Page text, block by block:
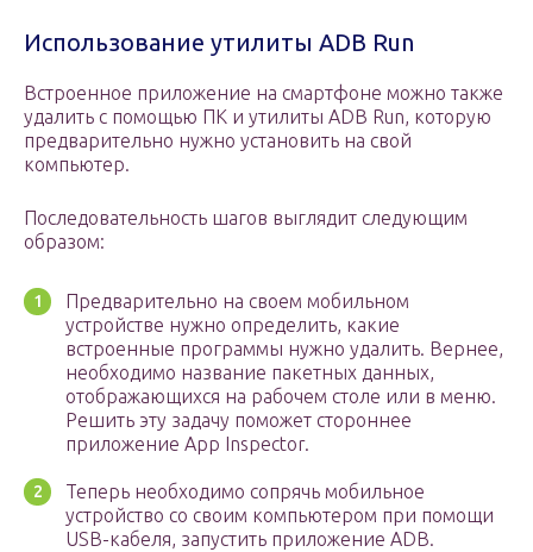
Использование утилиты ADB Run
Встроенное приложение на смартфоне можно также
удалить с помощью ПК и утилиты ADB Run, которую
предварительно нужно установить на свой
компьютер.
Последовательность шагов выглядит следующим
образом:
Предварительно на своем мобильном
устройстве нужно определить, какие
встроенные программы нужно удалить. Вернее,
необходимо название пакетных данных,
отображающихся на рабочем столе или в меню.
Решить эту задачу поможет стороннее
приложение App Inspector.
Теперь необходимо сопрячь мобильное
устройство со своим компьютером при помощи
USB-кабеля, запустить приложение ADB.